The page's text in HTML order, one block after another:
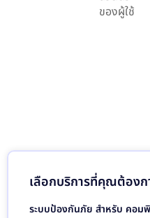
ของผู้ใช้
เลือกบริการที่คุณต้องก
ระบบป้องกันภัย สำหรับ คอม